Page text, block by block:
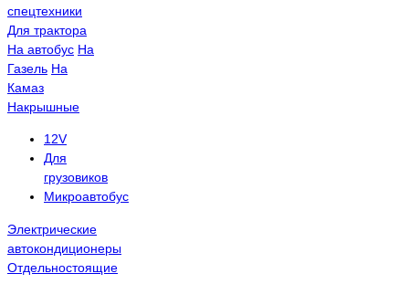
спецтехники
Для трактора
На автобус На
Газель На
Камаз
Накрышные
12V
Для
грузовиков
Микроавтобус
Электрические
автокондиционеры
Отдельностоящие